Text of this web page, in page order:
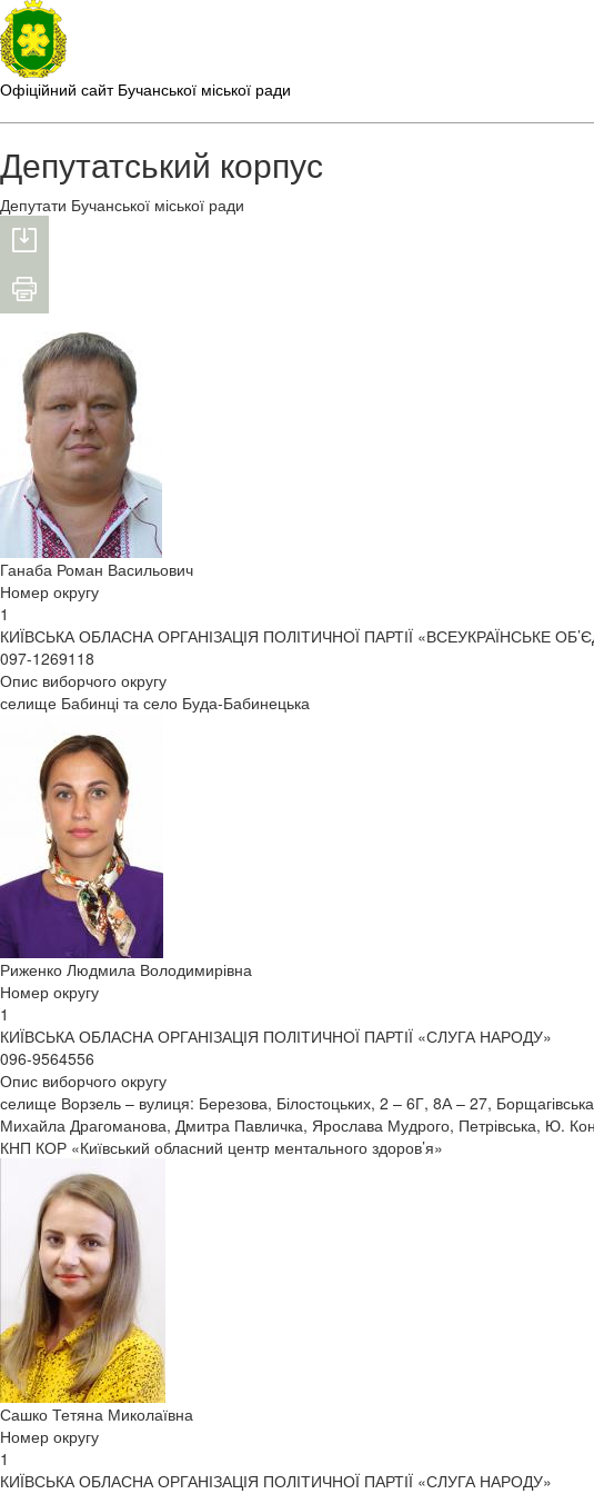
Офіційний сайт Бучанської міської ради
Депутатський корпус
Депутати Бучанської міської ради
Ганаба Роман Васильович
Номер округу
1
КИЇВСЬКА ОБЛАСНА ОРГАНІЗАЦІЯ ПОЛІТИЧНОЇ ПАРТІЇ «ВСЕУКРАЇНСЬКЕ
097-1269118
Опис виборчого округу
селище Бабинці та село Буда-Бабинецька
Риженко Людмила Володимирівна
Номер округу
1
КИЇВСЬКА ОБЛАСНА ОРГАНІЗАЦІЯ ПОЛІТИЧНОЇ ПАРТІЇ «СЛУГА НАРОДУ»
096-9564556
Опис виборчого округу
селище Ворзель – вулиця: Березова, Білостоцьких, 2 – 6Г, 8А – 27,
Михайла Драгоманова, Дмитра Павличка, Ярослава Мудрого, Петрівська, Ю.
КНП КОР «Київський обласний центр ментального здоров’я»
Сашко Тетяна Миколаївна
Номер округу
1
КИЇВСЬКА ОБЛАСНА ОРГАНІЗАЦІЯ ПОЛІТИЧНОЇ ПАРТІЇ «СЛУГА НАРОДУ»